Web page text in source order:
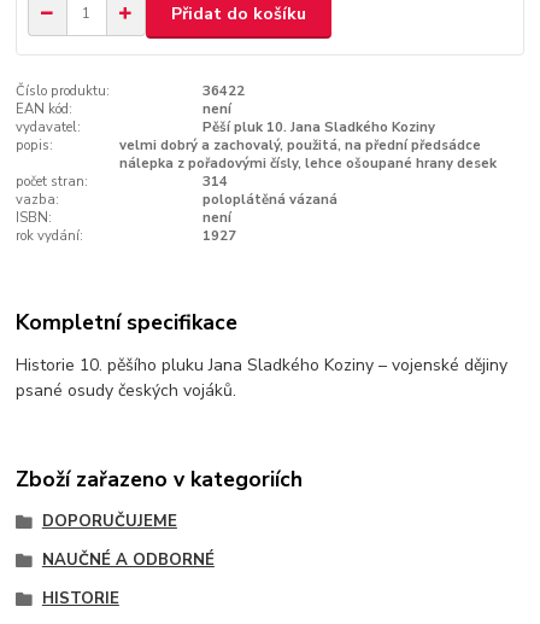
Přidat do košíku
Číslo produktu:
36422
EAN kód:
není
vydavatel:
Pěší pluk 10. Jana Sladkého Koziny
popis:
velmi dobrý a zachovalý, použitá, na přední předsádce
nálepka z pořadovými čísly, lehce ošoupané hrany desek
počet stran:
314
vazba:
poloplátěná vázaná
ISBN:
není
rok vydání:
1927
Kompletní specifikace
Historie 10. pěšího pluku Jana Sladkého Koziny – vojenské dějiny
psané osudy českých vojáků.
Zboží zařazeno v kategoriích
DOPORUČUJEME
NAUČNÉ A ODBORNÉ
HISTORIE